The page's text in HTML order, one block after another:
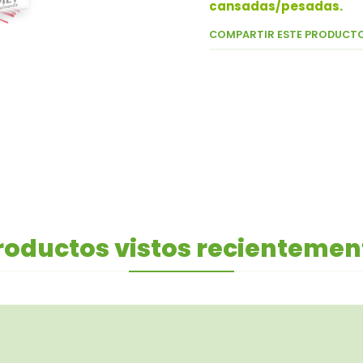
cansadas/pesadas.
COMPARTIR ESTE
vistos